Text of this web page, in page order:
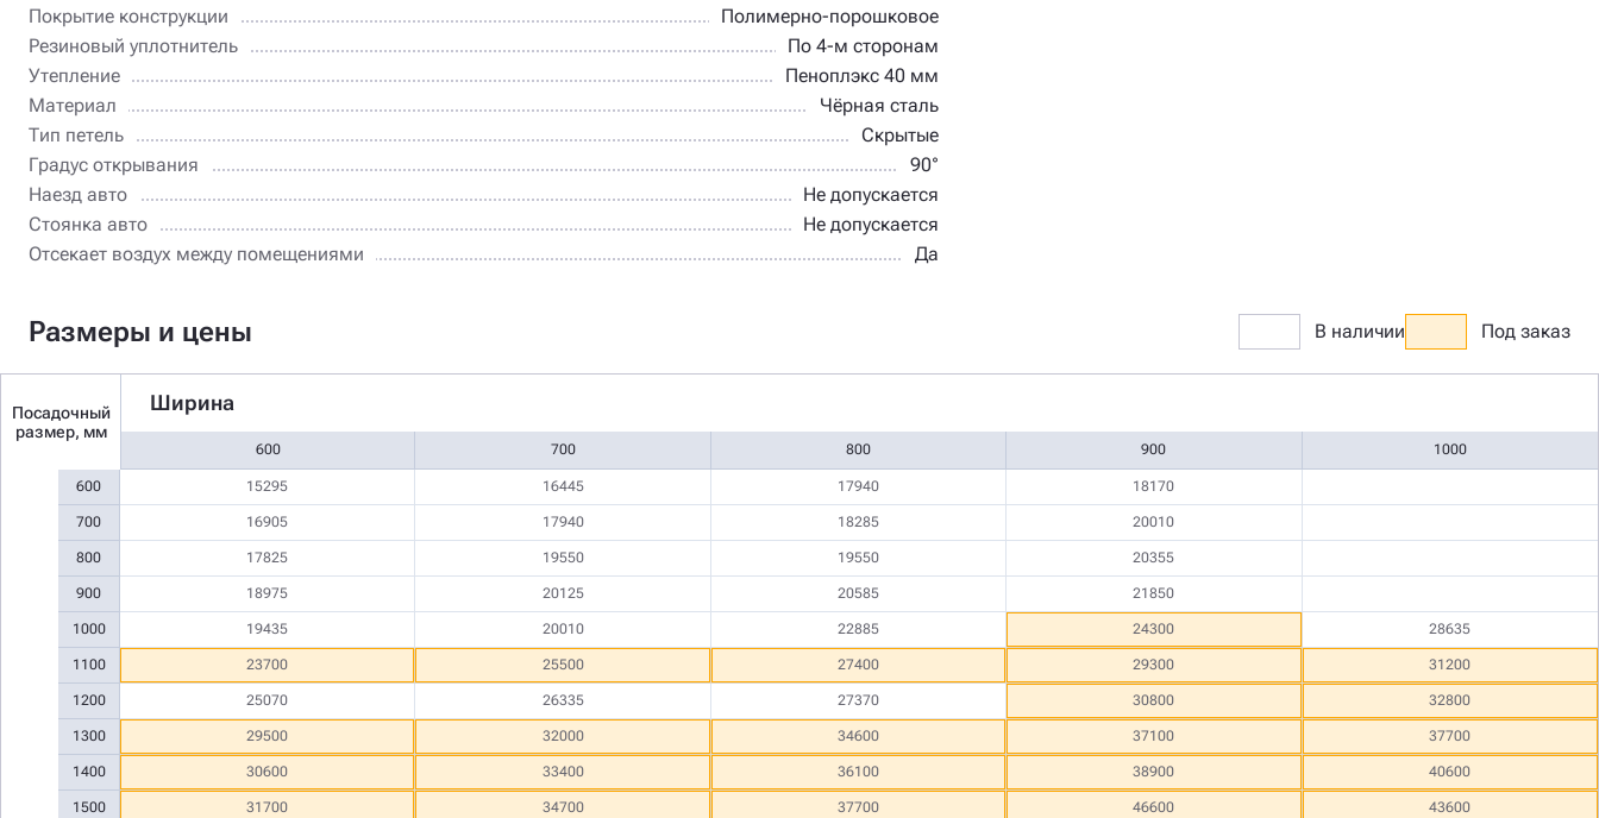
Покрытие конструкции
Полимерно-порошковое
Резиновый уплотнитель
По 4-м сторонам
Утепление
Пеноплэкс 40 мм
Материал
Чёрная сталь
Тип петель
Скрытые
Градус открывания
90°
Наезд авто
Не допускается
Стоянка авто
Не допускается
Отсекает воздух между помещениями
Да
Размеры и цены В наличии Под заказ
Посадочный
размер, мм
Ширина
600 700 800 900 1000
600
700
800
900
1000
1100
1200
1300
1400
1500
15295 16445 17940 18170
16905 17940 18285 20010
17825 19550 19550 20355
18975 20125 20585 21850
19435 20010 22885 24300 28635
23700 25500 27400 29300 31200
25070 26335 27370 30800 32800
29500 32000 34600 37100 37700
30600 33400 36100 38900 40600
31700 34700 37700 46600 43600